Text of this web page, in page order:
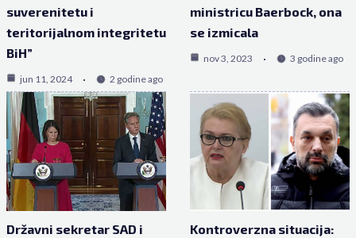
suverenitetu i
teritorijalnom integritetu
BiH”
jun 11, 2024 2 godine ago
ministricu Baerbock, ona
se izmicala
nov 3, 2023 3 godine ago
Državni sekretar SAD i
Kontroverzna situacija: